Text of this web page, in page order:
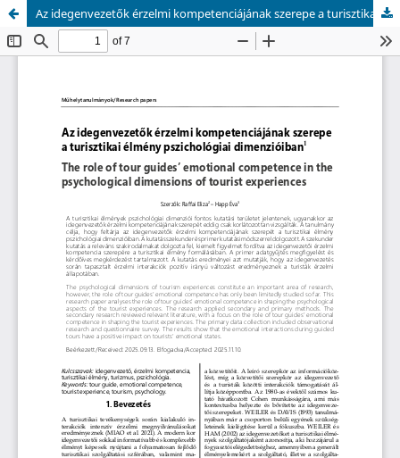
Az idegenvezetők érzelmi kompetenciájának szerepe a turisztikai élmény pszichológiai dimenzióiban